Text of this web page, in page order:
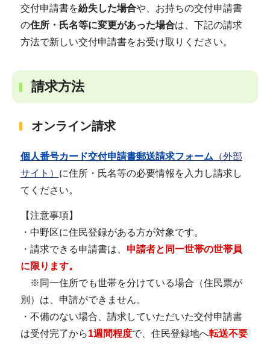
交付申請書を紛失した場合や、お持ちの交付申請書
の住所・氏名等に変更があった場合は、下記の請求
方法で新しい交付申請書をお受け取りください。
請求方法
オンライン請求
個人番号カード交付申請書郵送請求フォーム （外部
サイト） に住所・氏名等の必要情報を入力し請求し
てください。
【注意事項】
・中野区に住民登録がある方が対象です。
・請求できる申請書は、 申請者と同一世帯の世帯員
に限ります。
※同一住所でも世帯を分けている場合（住民票が
別）は、申請ができません。
・不備のない場合、請求していただいた交付申請書
は受付完了から1週間程度で、住民登録地へ転送不要